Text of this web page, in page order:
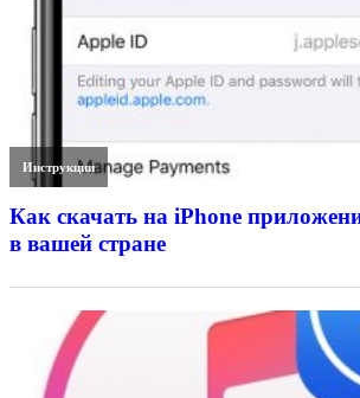
Инструкции
Как скачать на iPhone
в вашей стране